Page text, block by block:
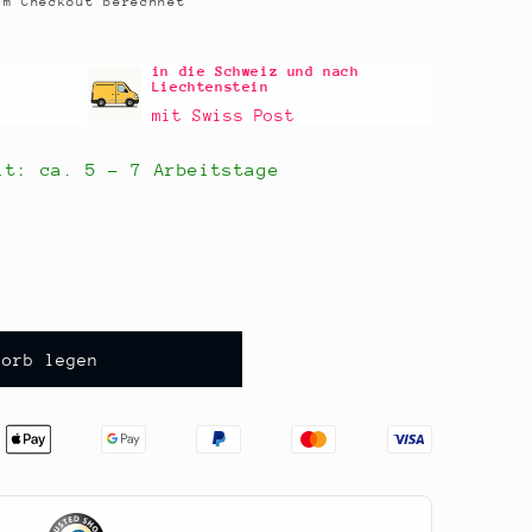
in die Schweiz und nach
Liechtenstein
mit Swiss Post
ca. 5 - 7 Arbeitstage
legen